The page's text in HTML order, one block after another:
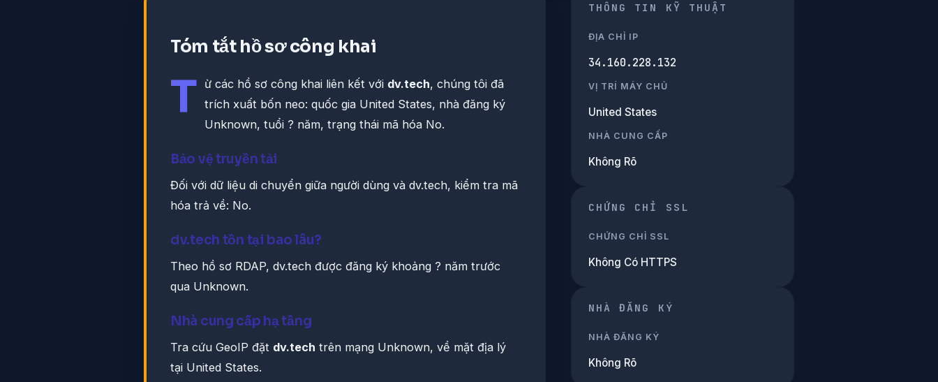
Tóm tắt hồ sơ công khai
T ừ các hồ sơ công khai liên kết với dv.tech, chúng tôi đã
trích xuất bốn neo: quốc gia United States, nhà đăng ký
Unknown, tuổi ? năm, trạng thái mã hóa No.
Bảo vệ truyền tải
Đối với dữ liệu di chuyển giữa người dùng và dv.tech, kiểm tra mã
hóa trả về: No.
dv.tech tồn tại bao lâu?
Theo hồ sơ RDAP, dv.tech được đăng ký khoảng ? năm trước
qua Unknown.
Nhà cung cấp hạ tầng
Tra cứu GeoIP đặt dv.tech trên mạng Unknown, về mặt địa lý
tại United States.
THÔNG TIN KỸ THUẬT
ĐỊA CHỈ IP
34.160.228.132
VỊ TRÍ MÁY CHỦ
United States
NHÀ CUNG CẤP
Không Rõ
CHỨNG CHỈ SSL
CHỨNG CHỈ SSL
Không Có HTTPS
NHÀ ĐĂNG KÝ
NHÀ ĐĂNG KÝ
Không Rõ